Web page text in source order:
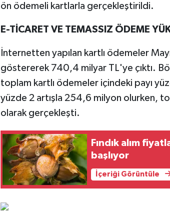
ön ödemeli kartlarla gerçekleştirildi.
E-TİCARET VE TEMASSIZ ÖDEME
İnternetten yapılan kartlı ödemeler
göstererek 740,4 milyar TL'ye çıktı.
toplam kartlı ödemeler içindeki payı
yüzde 2 artışla 254,6 milyon olurken,
olarak gerçekleşti.
Fındık alım
başlıyor
İçeriği Görüntüle